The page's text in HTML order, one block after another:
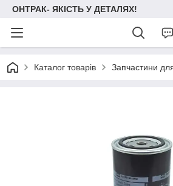
ОНТРАК- ЯКІСТЬ У ДЕТАЛЯХ!
Каталог товарів Запчастини